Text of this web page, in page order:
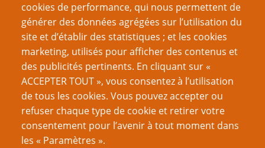
cookies de performance, qui nous permettent de
générer des données agrégées sur l’utilisation du
site et d’établir des statistiques ; et les cookies
marketing, utilisés pour afficher des contenus et
des publicités pertinents. En cliquant sur «
ACCEPTER TOUT », vous consentez à l’utilisation
de tous les cookies. Vous pouvez accepter ou
refuser chaque type de cookie et retirer votre
consentement pour l’avenir à tout moment dans
les « Paramètres ».
Pagination 1
Page
suivante
››
VOUS AIMEREZ AUSSI
Principes du Blorb
Les « quêtes » de la Fantasy : forcément dirigistes ?
Le Manifeste du dirigisme – Troisième partie : un
Voisinage Problématique